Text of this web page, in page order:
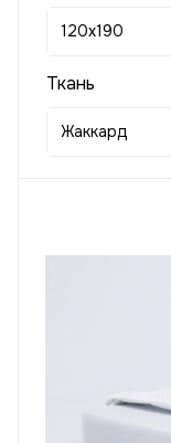
120x190
Ткань
Жаккард